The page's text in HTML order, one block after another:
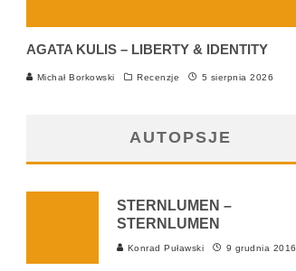
AGATA KULIS – LIBERTY & IDENTITY
Michał Borkowski Recenzje 5 sierpnia 2026
AUTOPSJE
STERNLUMEN –
STERNLUMEN
Konrad Puławski 9 grudnia 2016